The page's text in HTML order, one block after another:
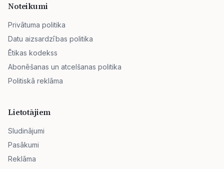
Noteikumi
Privātuma politika
Datu aizsardzības politika
Ētikas kodekss
Abonēšanas un atcelšanas politika
Politiskā reklāma
Lietotājiem
Sludinājumi
Pasākumi
Reklāma